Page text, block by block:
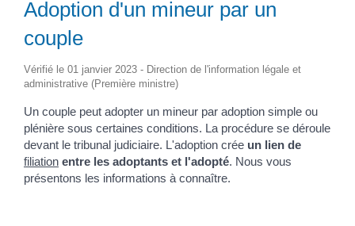
Adoption d'un mineur par un
couple
Vérifié le 01 janvier 2023 - Direction de l'information légale et
administrative (Première ministre)
Un couple peut adopter un mineur par adoption simple ou
plénière sous certaines conditions. La procédure se déroule
devant le tribunal judiciaire. L'adoption crée un lien de
filiation entre les adoptants et l'adopté. Nous vous
présentons les informations à connaître.